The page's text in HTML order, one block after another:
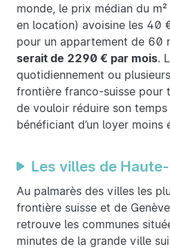
monde, le prix médian du
en location) avoisine les 40
pour un appartement de 60
serait de 2290 € par mois.
quotidiennement ou
frontière franco-suisse pour
de vouloir réduire son
bénéficiant d’un loyer moins
Les villes de
Au palmarès des villes les
frontière suisse et de
retrouve les communes
minutes de la grande ville